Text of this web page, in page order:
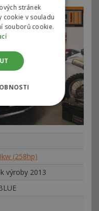
(258hp)
výroby 2013
stránek
cookie v souladu
souborů cookie.